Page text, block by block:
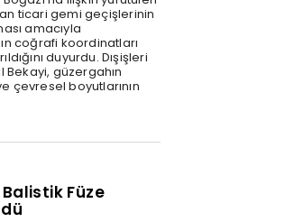
ticari gemi geçişlerinin
amacıyla
coğrafi koordinatları
duyurdu. Dışişleri
Bekayi, güzergahın
çevresel boyutlarının
Balistik Füze